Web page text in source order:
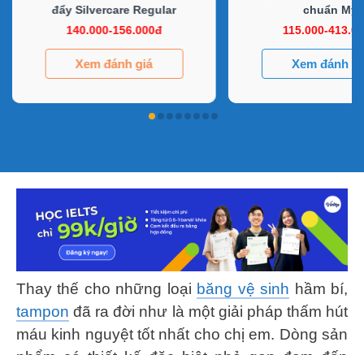
đẩy Silvercare Regular
140.000-156.000đ
Xem đánh giá
chuẩn Mỹ
115.000-
Xem đánh
Thay thế cho những loại băng vệ sinh hầm bí,
tampon đã ra đời như là một giải pháp thấm hút
máu kinh nguyệt tốt nhất cho chị em. Dòng sản